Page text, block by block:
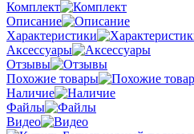
Комплект
Описание
Характеристики
Аксессуары
Отзывы
Похожие товары
Наличие
Файлы
Видео